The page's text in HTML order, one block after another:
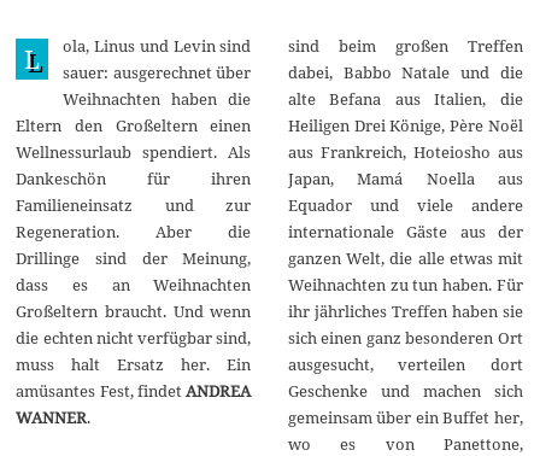
e
m
b
e
r
2
2
L
ola, Linus und Levin sind
sauer: ausgerechnet über
Weihnachten haben die
Eltern den Großeltern einen
Wellnessurlaub spendiert. Als
Dankeschön für ihren
Familieneinsatz und zur
Regeneration. Aber die
Drillinge sind der Meinung,
dass es an Weihnachten
Großeltern braucht. Und wenn
die echten nicht verfügbar sind,
muss halt Ersatz her. Ein
amüsantes Fest, findet ANDREA
WANNER.
sind beim großen Treffen
dabei, Babbo Natale und die
alte Befana aus Italien, die
Heiligen Drei Könige, Père Noël
aus Frankreich, Hoteiosho aus
Japan, Mamá Noella aus
Equador und viele andere
internationale Gäste aus der
ganzen Welt, die alle etwas mit
Weihnachten zu tun haben. Für
ihr jährliches Treffen haben sie
sich einen ganz besonderen Ort
ausgesucht, verteilen dort
Geschenke und machen sich
gemeinsam über ein Buffet her,
wo es von Panettone,